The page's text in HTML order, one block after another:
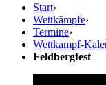
Start›
Wettkämpfe›
Termine›
Wettkampf-
Feldbergfest